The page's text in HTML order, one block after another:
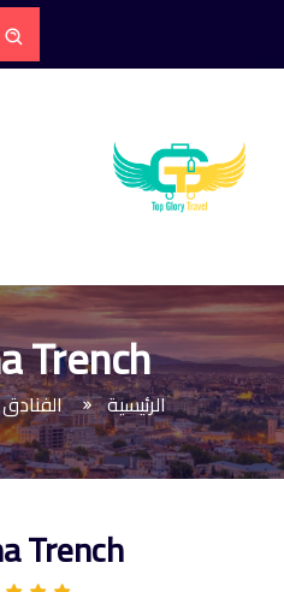
Trench
الرئيسية الفنادق
Trench